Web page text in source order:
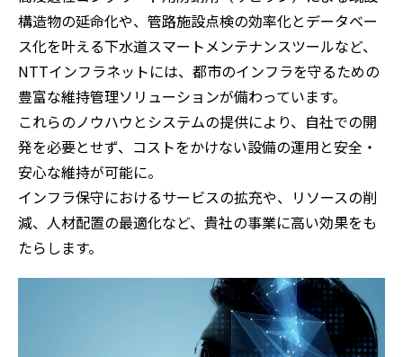
構造物の延命化や、管路施設点検の効率化とデータベー
ス化を叶える下水道スマートメンテナンスツールなど、
NTTインフラネットには、都市のインフラを守るための
豊富な維持管理ソリューションが備わっています。
これらのノウハウとシステムの提供により、自社での開
発を必要とせず、コストをかけない設備の運用と安全・
安心な維持が可能に。
インフラ保守におけるサービスの拡充や、リソースの削
減、人材配置の最適化など、貴社の事業に高い効果をも
たらします。